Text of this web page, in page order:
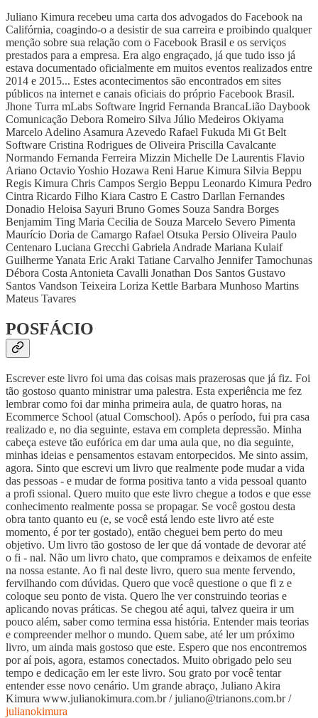
Juliano Kimura recebeu uma carta dos advogados do Facebook na
Califórnia, coagindo-o a desistir de sua carreira e proibindo qualquer
menção sobre sua relação com o Facebook Brasil e os serviços
prestados para a empresa. Era algo engraçado, já que tudo isso já
estava documentado oficialmente em muitos eventos realizados entre
2014 e 2015... Estes acontecimentos são encontrados em sites
públicos na internet e canais oficiais do próprio Facebook Brasil.
Jhone Turra mLabs Software Ingrid Fernanda BrancaLião Daybook
Comunicação Debora Romeiro Silva Júlio Medeiros Okiyama
Marcelo Adelino Asamura Azevedo Rafael Fukuda Mi Gt Belt
Software Cristina Rodrigues de Oliveira Priscilla Cavalcante
Normando Fernanda Ferreira Mizzin Michelle De Laurentis Flavio
Ariano Octavio Yoshio Hozawa Reni Harue Kimura Silvia Beppu
Regis Kimura Chris Campos Sergio Beppu Leonardo Kimura Pedro
Cintra Ricardo Filho Kiara Castro E Castro Darllan Fernandes
Donadio Heloisa Sayuri Bruno Gomes Souza Sandra Borges
Benjamim Ting Maria Cecilia de Souza Marcelo Severo Pimenta
Maurício Doria de Camargo Rafael Otsuka Persio Oliveira Paulo
Centenaro Luciana Grecchi Gabriela Andrade Mariana Kulaif
Guilherme Yanata Eric Araki Tatiane Carvalho Jennifer Tamochunas
Débora Costa Antonieta Cavalli Jonathan Dos Santos Gustavo
Santos Vandson Teixeira Loriza Kettle Barbara Munhoso Martins
Mateus Tavares
POSFÁCIO
Escrever este livro foi uma das coisas mais prazerosas que já fiz. Foi
tão gostoso quanto ministrar uma palestra. Esta experiência me fez
lembrar como foi dar minha primeira aula, de quatro horas, na
Ecommerce School (atual Comschool). Após o período, fui pra casa
realizado e, no dia seguinte, estava em completa depressão. Minha
cabeça esteve tão eufórica em dar uma aula que, no dia seguinte,
minhas ideias e pensamentos estavam entorpecidos. Me sinto assim,
agora. Sinto que escrevi um livro que realmente pode mudar a vida
das pessoas - e mudar de forma positiva tanto a vida pessoal quanto
a profi ssional. Quero muito que este livro chegue a todos e que esse
conhecimento realmente possa se propagar. Se você gostou desta
obra tanto quanto eu (e, se você está lendo este livro até este
momento, é por ter gostado), então cheguei bem perto do meu
objetivo. Um livro tão gostoso de ler que dá vontade de devorar até
o fi - nal. Não um livro chato, que compramos e deixamos de enfeite
na nossa estante. Ao fi nal deste livro, quero sua mente fervendo,
fervilhando com dúvidas. Quero que você questione o que fi z e
coloque seu ponto de vista. Quero lhe ver construindo teorias e
aplicando novas práticas. Se chegou até aqui, talvez queira ir um
pouco além, saber como termina essa história. Entender mais teorias
e compreender melhor o mundo. Quem sabe, até ler um próximo
livro, um ainda mais gostoso que este. Espero que nos encontremos
por aí pois, agora, estamos conectados. Muito obrigado pelo seu
tempo e dedicação em ler este livro. Sou grato por você tentar
entender esse novo cenário. Um grande abraço, Juliano Akira
Kimura www.julianokimura.com.br / juliano@trianons.com.br /
julianokimura